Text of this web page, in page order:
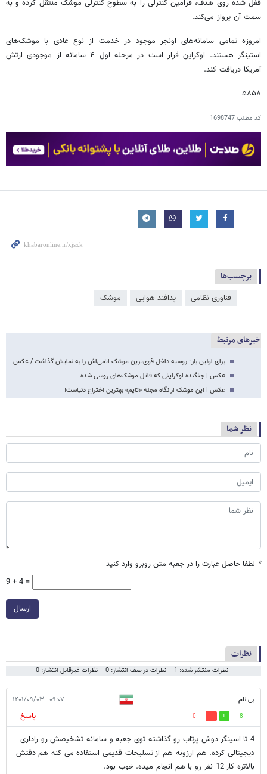
قفل شده روی هدف، فرامین کنترلی را به سطوح کنترلی موشک منتقل کرده و به
سمت آن پرواز می‌کند.
امروزه تمامی سامانه‌های اونجر موجود در خدمت از نوع عادی با موشک‌های
استینگر هستند. اوکراین قرار است در مرحله اول ۴ سامانه از موجودی ارتش
آمریکا دریافت کند.
۵۸۵۸
کد مطلب1698747
برچسب‌ها
فناوری نظامی پدافند هوایی موشک
خبرهای مرتبط
برای اولین بار؛‌ روسیه داخل قوی‌ترین موشک اتمی‌اش را به نمایش گذاشت / عکس
عکس | جنگنده اوکراینی که قاتل موشک‌های روسی شده
عکس | این موشک از نگاه مجله «تایم» بهترین اختراع دنیاست!
نظر شما
* لطفا حاصل عبارت را در جعبه متن روبرو وارد کنید
9 + 4 =
ارسال
نظرات
نظرات منتشر شده: 1 نظرات در صف انتشار: 0 نظرات غیرقابل انتشار: 0
بی نام ۰۹:۰۷ - ۱۴۰۱/۰۹/۰۳
8
0
پاسخ
4 تا اسینگر دوش پرتاب رو گذاشته توی جعبه و سامانه تشخیصش رو راداری
دیجیتالی کرده. هم ارزونه هم از تسلیحات قدیمی استفاده می کنه هم دقتش
بالاتره کار 12 نفر رو با هم انجام میده. خوب بود.